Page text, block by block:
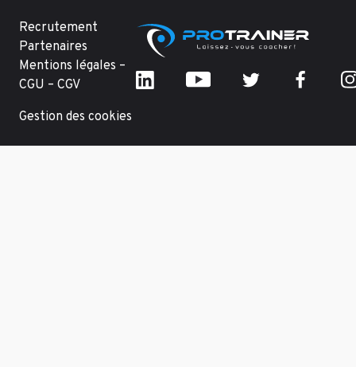
Recrutement
Partenaires
Mentions légales –
CGU – CGV
Gestion des cookies